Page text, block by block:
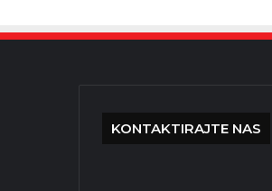
KONTAKTIRAJTE NAS